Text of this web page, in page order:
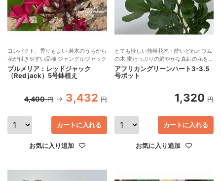
コンパクト、香りもよい 若木のうちから
花が付きやすい品種 ジャングルジャック
プルメリア：レッドジャック
（Red jack）5号鉢植え
4,400 円 3,432 円
カートに入れる
お気に入り追加
とても珍しい熱帯花木・酔いどれオウム
の木 蜜たっぷりの鮮やかな真紅の花を咲
かせる樹木
アフリカングリーンハート3-3.5
号ポット
1,320 円
カートに入れる
お気に入り追加